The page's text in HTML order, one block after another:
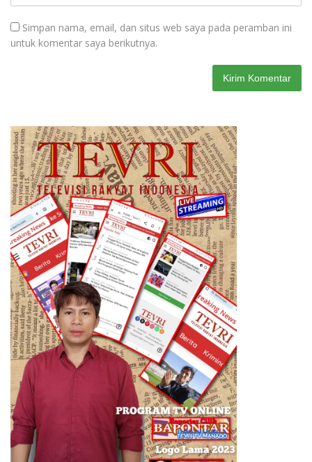
Simpan nama, email, dan situs web saya pada peramban ini
untuk komentar saya berikutnya.